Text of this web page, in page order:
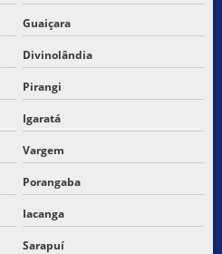
Guaiçara
Divinolândia
Pirangi
Igaratá
Vargem
Porangaba
Iacanga
Sarapuí